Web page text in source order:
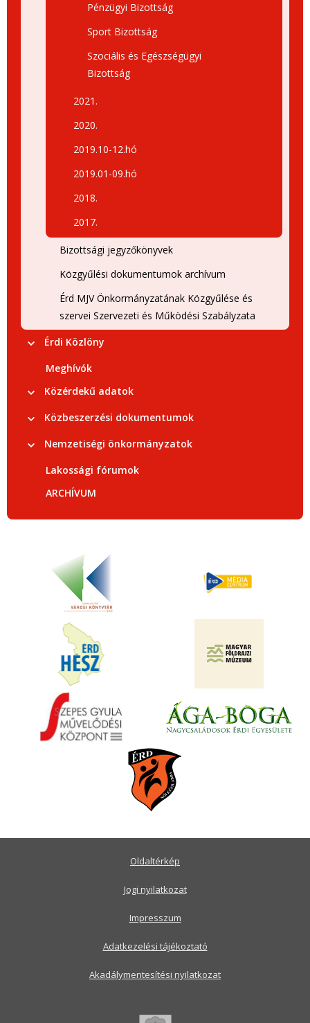
Pénzügyi Bizottság
Sport Bizottság
Szociális és Egészségügyi
Bizottság
2021.
2020.
2019.10-12.hó
2019.01-09.hó
2018.
2017.
Bizottsági jegyzőkönyvek
Közgyűlési dokumentumok archívum
Érd MJV Önkormányzatának Közgyűlése és
szervei Szervezeti és Működési Szabályzata
Érdi Közlöny
Meghívók
Közérdekű adatok
Közbeszerzési dokumentumok
Nemzetiségi önkormányzatok
Lakossági fórumok
ARCHÍVUM
Oldaltérkép
Jogi nyilatkozat
Impresszum
Adatkezelési tájékoztató
Akadálymentesítési nyilatkozat